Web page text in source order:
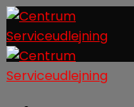
Skip
to
content